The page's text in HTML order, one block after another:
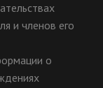
и членов его
о